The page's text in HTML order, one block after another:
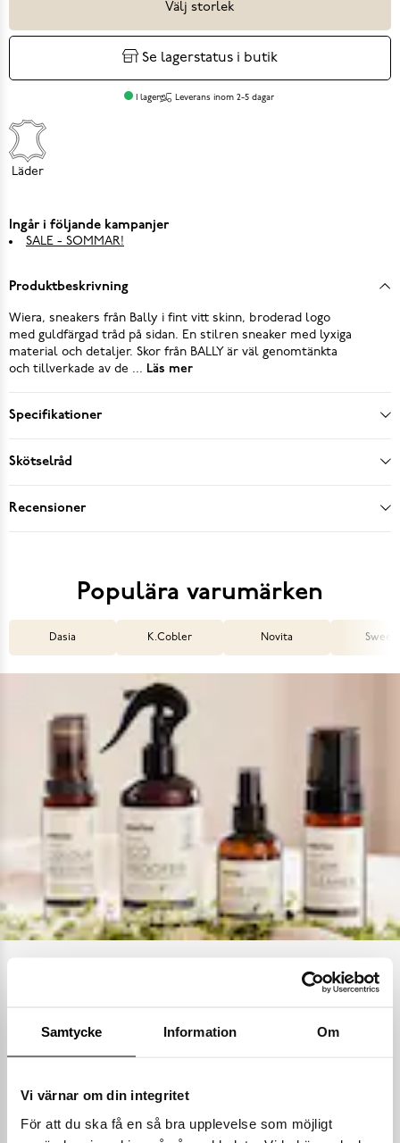
Samtycke Information Om
Vi värnar om din integritet
För att du ska få en så bra upplevelse som möjligt
Välj storlek
Se lagerstatus i butik
I lager Leverans inom 2-5 dagar
Läder
Ingår i följande kampanjer
SALE - SOMMAR!
Produktbeskrivning
Wiera, sneakers från Bally i fint vitt skinn, broderad logo
med guldfärgad tråd på sidan. En stilren sneaker med lyxiga
material och detaljer. Skor från BALLY är väl genomtänkta
och tillverkade av de ... Läs mer
Specifikationer
Skötselråd
Recensioner
Populära varumärken
Dasia K.Cobler Novita
Ta hand om dina skor
förlänga livslängden på dina skor samtidigt som de behåller
deras ursprungliga skönhet. Från rengöring och återfuktning till
Köp skovård